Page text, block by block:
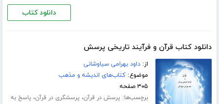
دانلود کتاب
دانلود کتاب قرآن و فرآیند تاریخی پرسش
از:داود بهرامی سیاوشانی
موضوع:کتاب‌های اندیشه و مذهب
۳۰۵ صفحه
برچسب‌ها: پرسش در قرآن، پرسشگری در قرآن، پاسخ به